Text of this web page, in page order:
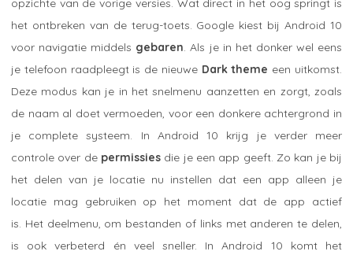
het ontbreken van de terug-toets. Google kiest bij Android 10
voor navigatie middels gebaren . Als je in het donker wel eens
je telefoon raadpleegt is de nieuwe Dark theme een uitkomst.
Deze modus kan je in het snelmenu aanzetten en zorgt, zoals
de naam al doet vermoeden, voor een donkere achtergrond in
je complete systeem. In Android 10 krijg je verder meer
controle over de permissies die je een app geeft. Zo kan je bij
het delen van je locatie nu instellen dat een app alleen je
locatie mag gebruiken op het moment dat de app actief
is. Het deelmenu, om bestanden of links met anderen te delen,
is ook verbeterd én veel sneller. In Android 10 komt het